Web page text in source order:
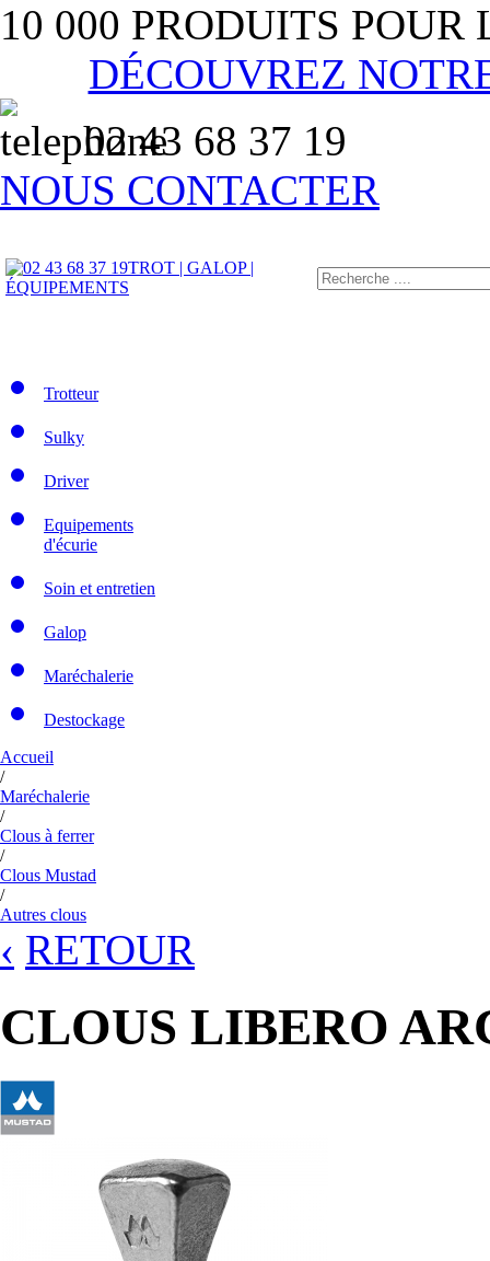
10 000 PRODUITS
DÉCOUVREZ
02 43 68 37 19
NOUS CONTACTER
TROT | GALOP |
ÉQUIPEMENTS
Trotteur
Sulky
Driver
Equipements
d'écurie
Soin et entretien
Galop
Maréchalerie
Destockage
Accueil
/
Maréchalerie
/
Clous à ferrer
/
Clous Mustad
/
Autres clous
‹ RETOUR
CLOUS LIBERO